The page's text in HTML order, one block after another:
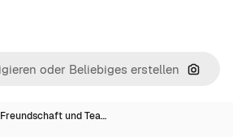
Nach
Freundschaft und Tea…